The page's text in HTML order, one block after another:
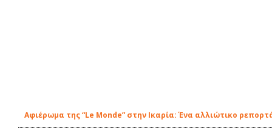
Αφιέρωμα της “Le Monde” στην Ικαρία: Ένα αλλιώτικο